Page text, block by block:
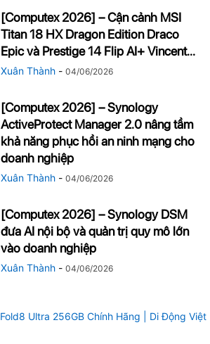
[Computex 2026] – Cận cảnh MSI
Titan 18 HX Dragon Edition Draco
Epic và Prestige 14 Flip AI+ Vincent...
Xuân Thành - 04/06/2026
[Computex 2026] – Synology
ActiveProtect Manager 2.0 nâng tầm
khả năng phục hồi an ninh mạng cho
doanh nghiệp
Xuân Thành - 04/06/2026
[Computex 2026] – Synology DSM
đưa AI nội bộ và quản trị quy mô lớn
vào doanh nghiệp
Xuân Thành - 04/06/2026